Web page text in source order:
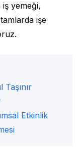
iş yemeği,
işe
Etkinlik